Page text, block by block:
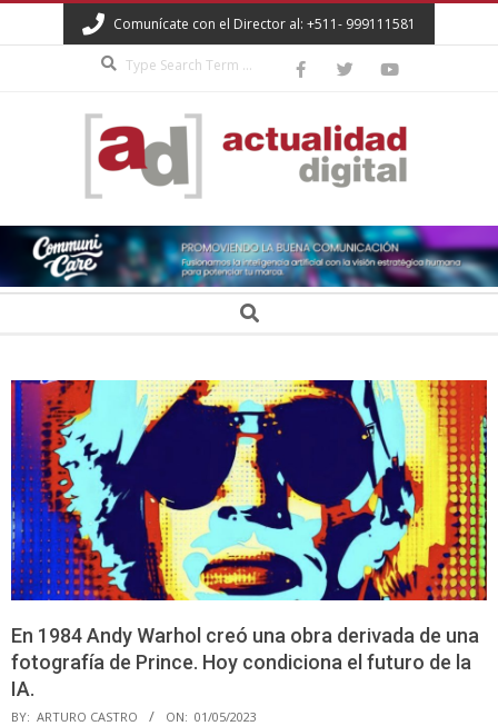
to
Comunícate con el Director al: +511- 999111581
ACTUALIDAD
DIGITAL Search
En 1984 Andy Warhol creó una obra derivada de una
fotografía de Prince. Hoy condiciona el futuro de la
IA.
BY: ARTURO CASTRO ON: 01/05/2023